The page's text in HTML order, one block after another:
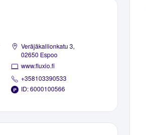
Veräjäkallionkatu 3,
02650 Espoo
www.fluxio.fi
+358103390533
ID: 6000100566